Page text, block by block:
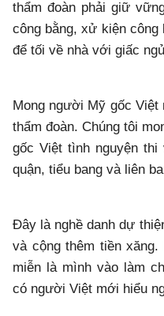
thẩm đoàn phải giữ
công bằng, xử kiện công
để tối về nhà với giấc
Mong người Mỹ gốc Việt
thẩm đoàn. Chúng tôi
gốc Việt tình nguyện
quận, tiểu bang và liên
Đây là nghề danh dự
và cộng thêm tiền
miễn là mình vào làm
có người Việt mới hiểu